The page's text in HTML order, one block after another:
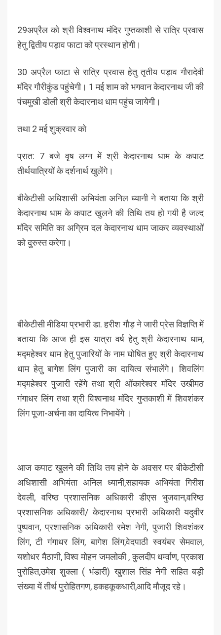
29अप्रैल को श्री विश्वनाथ मंदिर गुप्तकाशी से रात्रि प्रवास
हेतु द्वितीय पड़ाव फाटा को प्रस्थान होगी।
30 अप्रैल फाटा से रात्रि प्रवास हेतु तृतीय पड़ाव गौरादेवी
मंदिर गौरीकुंड पहुंचेगी। 1 मई शाम को भगवान केदारनाथ जी की
पंचमुखी डोली श्री केदारनाथ धाम पहुंच जायेगी।
तथा 2 मई शुक्रवार को
प्रात: 7 बजे वृष लग्न में श्री केदारनाथ धाम के कपाट
तीर्थयात्रियों के दर्शनार्थ खुलेंगे।
बीकेटीसी अधिशासी अभियंता अनिल ध्यानी ने बताया कि श्री
केदारनाथ धाम के कपाट खुलने की तिथि तय हो गयी है जल्द
मंदिर समिति का अग्रिम दल केदारनाथ धाम जाकर व्यवस्थाओं
को दुरुस्त करेगा।
बीकेटीसी मीडिया प्रभारी डा. हरीश गौड़ ने जारी प्रेस विज्ञप्ति में
बताया कि आज ही इस यात्रा वर्ष हेतु श्री केदारनाथ धाम,
मद्महेश्वर धाम हेतु पुजारियों के नाम घोषित हुए श्री केदारनाथ
धाम हेतु बागेश लिंग पुजारी का दायित्व संभालेंगे। शिवलिंग
मद्महेश्वर पुजारी रहेंगे तथा श्री ओंकारेश्वर मंदिर उखीमठ
गंगाधर लिंग तथा श्री विश्वनाथ मंदिर गुप्तकाशी में शिवशंकर
लिंग पूजा-अर्चना का दायित्व निभायेंगे ।
आज कपाट खुलने की तिथि तय होने के अवसर पर बीकेटीसी
अधिशासी अभियंता अनिल ध्यानी,सहायक अभियंता गिरीश
देवली, वरिष्ठ प्रशासनिक अधिकारी डीएस भुजवान,वरिष्ठ
प्रशासनिक अधिकारी/ केदारनाथ प्रभारी अधिकारी यदुवीर
पुष्पवान, प्रशासनिक अधिकारी रमेश नेगी, पुजारी शिवशंकर
लिंग, टी गंगाधर लिंग, बागेश लिंग,वेदपाठी स्वयंबर सेमवाल,
यशोधर मैठाणी, विश्व मोहन जमलोकी , कुलदीप धर्म्वाण, प्रकाश
पुरोहित,उमेश शुक्ला ( भंडारी) खुशाल सिंह नेगी सहित बड़ी
संख्या यें तीर्थ पुरोहितगण, हकहकूकधारी,आदि मौजूद रहे।